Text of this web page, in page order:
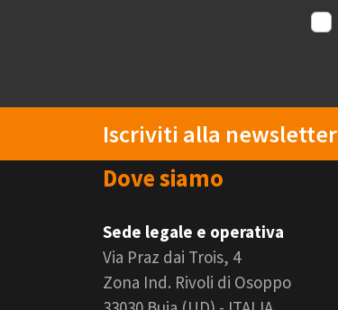
Iscriviti alla newsletter
Dove siamo
Sede legale e operativa
Via Praz dai Trois, 4
Zona Ind. Rivoli di Osoppo